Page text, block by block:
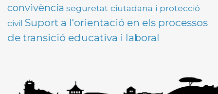
convivència seguretat ciutadana i protecció
civil Suport a l'orientació en els processos
de transició educativa i laboral